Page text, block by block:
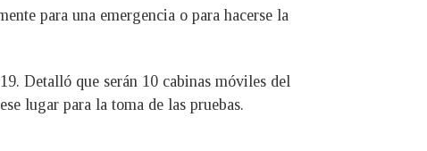
para una emergencia o para hacerse la
Detalló que serán 10 cabinas móviles del
lugar para la toma de las pruebas.